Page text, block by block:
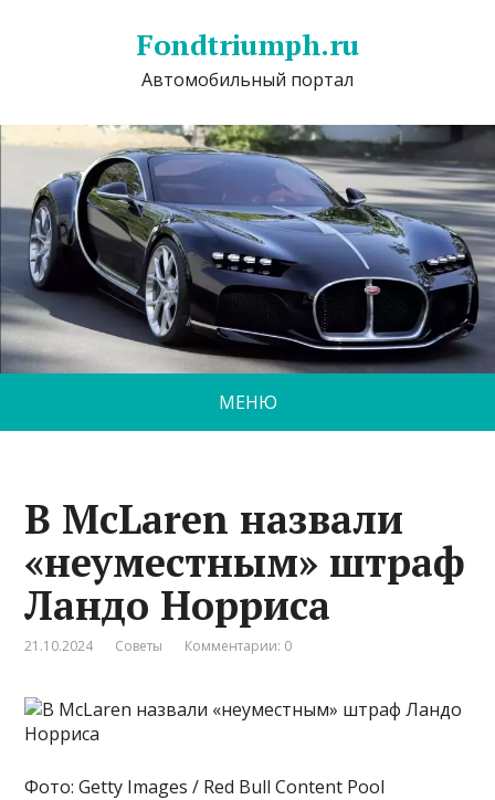
Fondtriumph.ru
Автомобильный портал
МЕНЮ
В McLaren назвали
«неуместным» штраф
Ландо Норриса
21.10.2024 Советы Комментарии: 0
Фото: Getty Images / Red Bull Content Pool